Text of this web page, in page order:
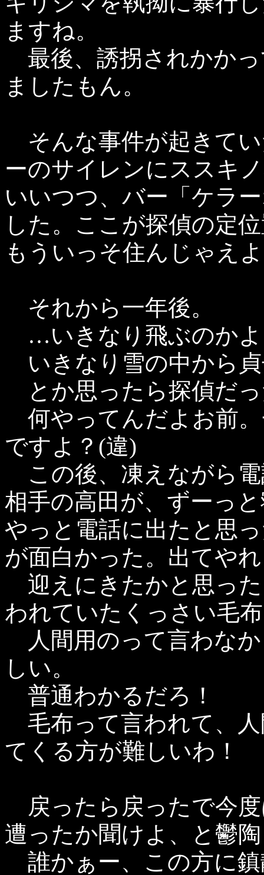
ますね。
最後、誘拐されかか
ましたもん。
そんな事件が起きて
ーのサイレンにススキ
いいつつ、バー「ケラ
した。ここが探偵の定
もういっそ住んじゃえ
それから一年後。
…いきなり飛ぶのか
いきなり雪の中から
とか思ったら探偵だ
何やってんだよお前
ですよ？(違)
この後、凍えながら
相手の高田が、ずーっ
やっと電話に出たと思
が面白かった。出てや
迎えにきたかと思っ
われていたくっさい毛
人間用のって言わな
しい。
普通わかるだろ！
毛布って言われて、
てくる方が難しいわ！
戻ったら戻ったで今
遭ったか聞けよ、と鬱
誰かぁー、この方に